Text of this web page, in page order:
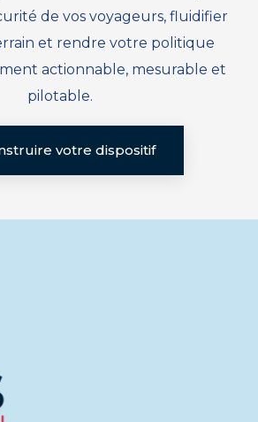
de vos voyageurs, fluidifier
et rendre votre politique
actionnable, mesurable et
pilotable.
votre dispositif